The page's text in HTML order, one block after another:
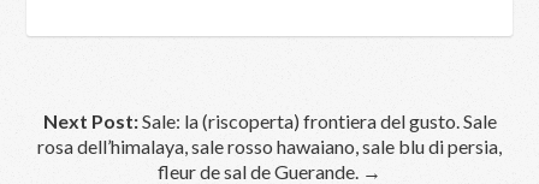
Next Post:Sale: la (riscoperta) frontiera del gusto. Sale
rosa dell’himalaya, sale rosso hawaiano, sale blu di persia,
fleur de sal de Guerande. →